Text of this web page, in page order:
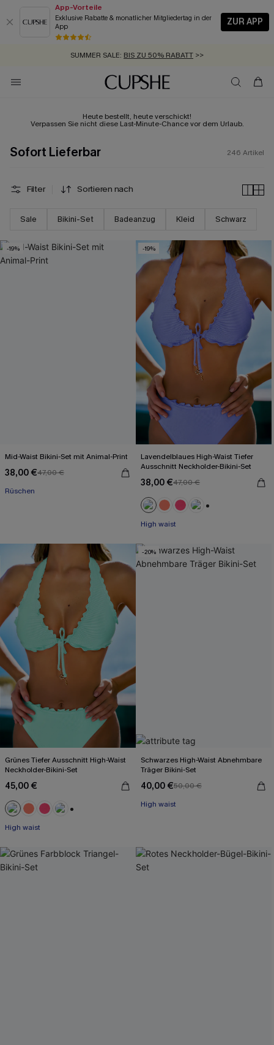
App-Vorteile
Exklusive Rabatte & monatlicher Mitgliedertag in der
App
ZUR APP
GRATIS MASSBAND MIT JEDEM SCHNELLVERSAND-ARTIKEL >>
SUMMER SALE:
ZUM NEWSLETTER:BIS ZU -20% EXTRA ERHALTEN
KOSTENLOSER VERSAND AB 89 €
Heute bestellt, heute verschickt!
Verpassen Sie nicht diese Last-Minute-Chance vor dem Urlaub.
Sofort Lieferbar 246 Artikel
Filter Sortieren nach
Sale Bikini-Set Badeanzug Kleid Schwarz
-19%
Mid-Waist Bikini-Set mit Animal-Print
38,00 €47,00 €
Rüschen
-19%
Lavendelblaues High-Waist Tiefer
Ausschnitt Neckholder-Bikini-Set
38,00 €47,00 €
High waist
Grünes Tiefer Ausschnitt High-Waist
Neckholder-Bikini-Set
45,00 €
High waist
-20%
Schwarzes High-Waist Abnehmbare
Träger Bikini-Set
40,00 €50,00 €
High waist